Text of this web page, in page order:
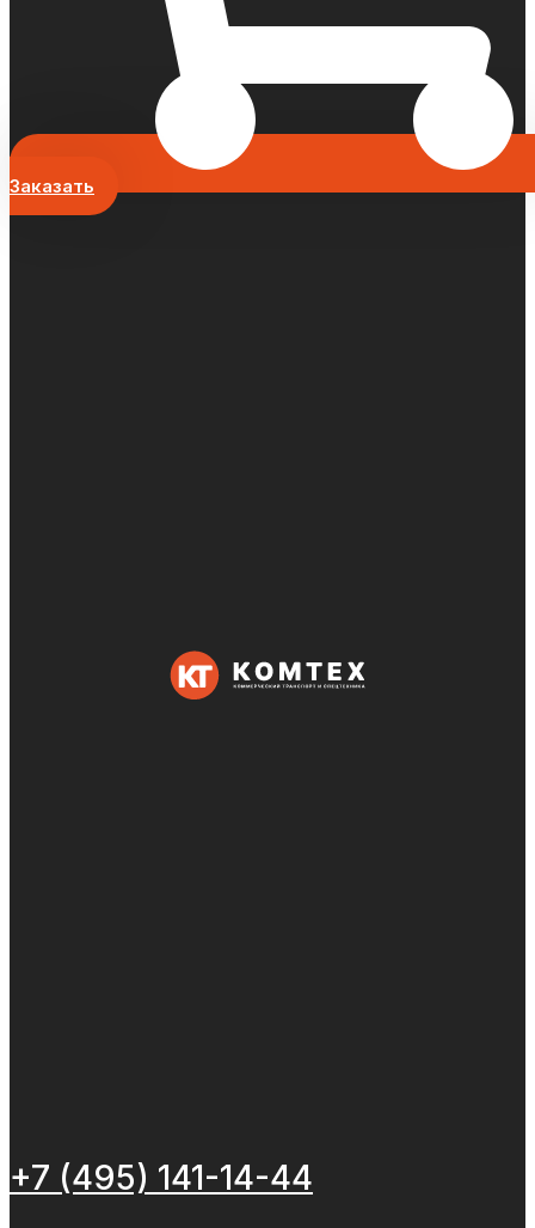
Заказать
+7 (495) 141-14-44